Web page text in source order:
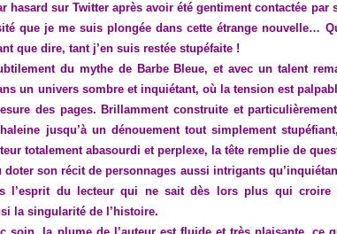
hasard sur Twitter après avoir été gentiment contactée par
que je me suis plongée dans cette étrange nouvelle…
que dire, tant j’en suis restée stupéfaite !
du mythe de Barbe Bleue, et avec un talent
un univers sombre et inquiétant, où la tension est
des pages. Brillamment construite et
jusqu’à un dénouement tout simplement
totalement abasourdi et perplexe, la tête remplie de
doter son récit de personnages aussi intrigants
l’esprit du lecteur qui ne sait dès lors plus qui croire
la singularité de l’histoire.